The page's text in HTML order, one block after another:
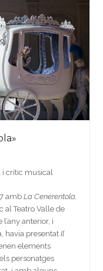
crític musical
amb La Cenerentola,
al Teatro Valle de
anterior, i
havia presentatIl
elements
personatges